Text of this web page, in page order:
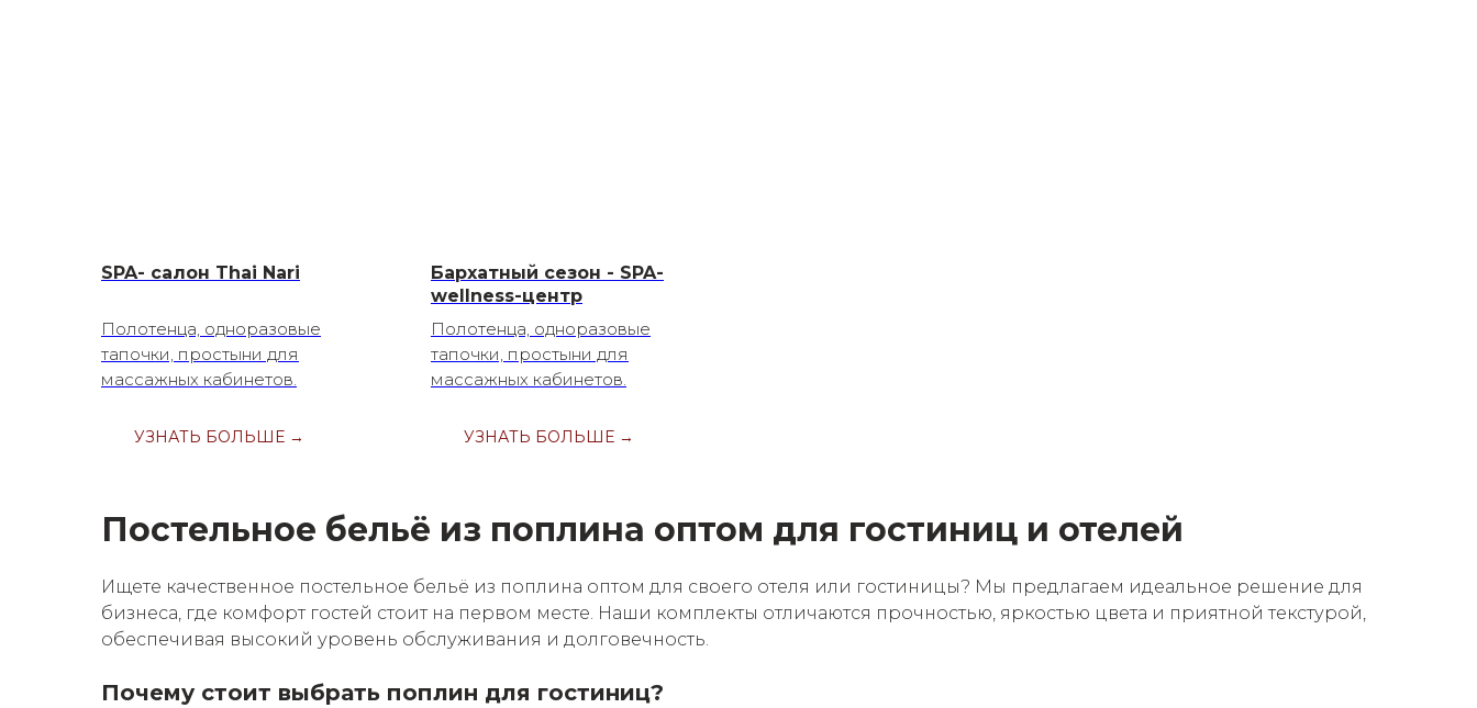
SPA- салон Thai Nari
Полотенца, одноразовые
тапочки, простыни для
массажных кабинетов.
УЗНАТЬ БОЛЬШЕ →
Бархатный сезон - SPA-
wellness-центр
Полотенца, одноразовые
тапочки, простыни для
массажных кабинетов.
УЗНАТЬ БОЛЬШЕ →
Постельное бельё из поплина оптом для гостиниц и отелей
Ищете качественное постельное бельё из поплина оптом для своего отеля или гостиницы? Мы предлагаем идеальное решение для
бизнеса, где комфорт гостей стоит на первом месте. Наши комплекты отличаются прочностью, яркостью цвета и приятной текстурой,
обеспечивая высокий уровень обслуживания и долговечность.
Почему стоит выбрать поплин для гостиниц?